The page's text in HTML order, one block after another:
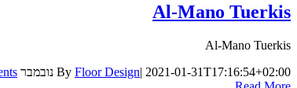
Al-Mano Tuerkis
Al-Mano Tuerkis
By Floor Design| 2021-01-31T17:16:54+02:00 נובמבר 22nd, 2014